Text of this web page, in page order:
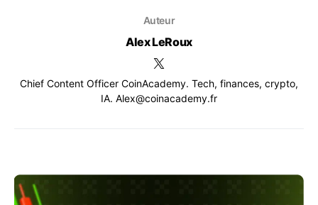
Auteur
Alex LeRoux
Chief Content Officer CoinAcademy. Tech, finances, crypto,
IA. Alex@coinacademy.fr